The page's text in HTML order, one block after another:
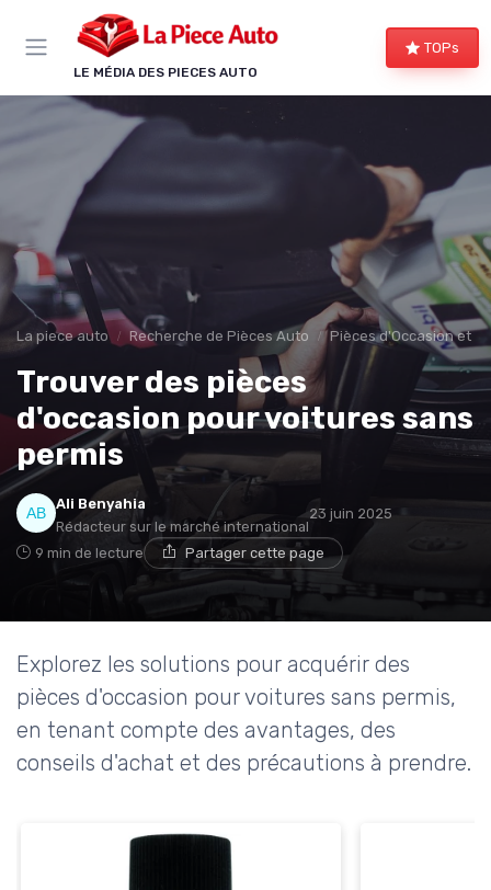
LE MÉDIA DES PIECES AUTO
TOPs
La piece auto Recherche de Pièces Auto Pièces d'Occasion et
Trouver des pièces
d'occasion pour voitures sans
permis
Ali Benyahia
Rédacteur sur le marché international
23 juin 2025
9 min de lecture Partager cette page
Explorez les solutions pour acquérir des
pièces d'occasion pour voitures sans permis,
en tenant compte des avantages, des
conseils d'achat et des précautions à prendre.
Panneau de gestion des cookies